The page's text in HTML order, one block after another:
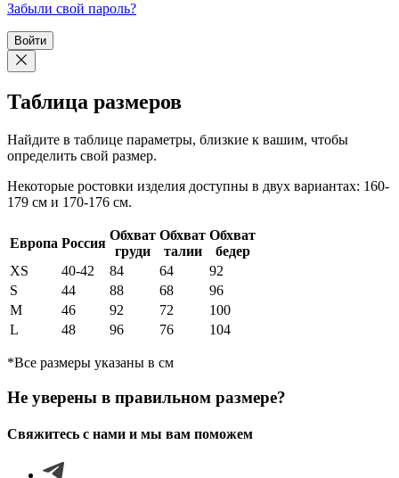
Забыли свой пароль?
Войти
Таблица размеров
Найдите в таблице параметры, близкие к вашим, чтобы
определить свой размер.
Некоторые ростовки изделия доступны в двух вариантах: 160-
179 см и 170-176 см.
Европа Россия
Обхват
груди
Обхват
талии
Обхват
бедер
XS
40-42 84 64
92
S
44 88 68
96
М
46 92 72
100
L
48 96 76 104
*Все размеры указаны в см
Не уверены в правильном размере?
Свяжитесь с нами и мы вам поможем